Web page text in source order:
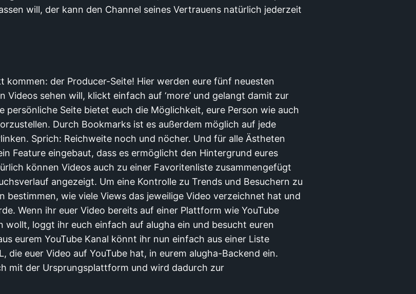
will, der kann den Channel seines Vertrauens natürlich jederzeit
kommen: der Producer-Seite! Hier werden eure fünf neuesten
Videos sehen will, klickt einfach auf ‘more’ und gelangt damit zur
persönliche Seite bietet euch die Möglichkeit, eure Person wie auch
Durch Bookmarks ist es außerdem möglich auf jede
Sprich: Reichweite noch und nöcher. Und für alle Ästheten
Feature eingebaut, dass es ermöglicht den Hintergrund eures
können Videos auch zu einer Favoritenliste zusammengefügt
angezeigt. Um eine Kontrolle zu Trends und Besuchern zu
bestimmen, wie viele Views das jeweilige Video verzeichnet hat und
Wenn ihr euer Video bereits auf einer Plattform wie YouTube
wollt, loggt ihr euch einfach auf alugha ein und besucht euren
eurem YouTube Kanal könnt ihr nun einfach aus einer Liste
die euer Video auf YouTube hat, in eurem alugha-Backend ein.
mit der Ursprungsplattform und wird dadurch zur